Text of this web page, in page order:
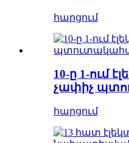
հարցում
10-ը 1-ում
չափիչ
հարցում